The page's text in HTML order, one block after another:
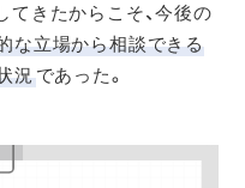
きたからこそ、今後の
な立場から相談できる
況であった。